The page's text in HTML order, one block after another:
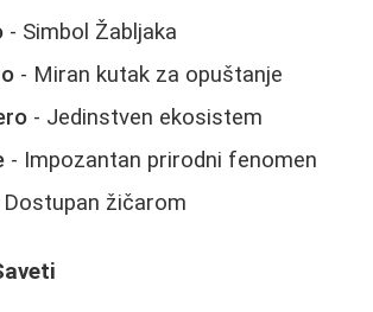
- Simbol Žabljaka
- Miran kutak za opuštanje
- Jedinstven ekosistem
- Impozantan prirodni fenomen
Dostupan žičarom